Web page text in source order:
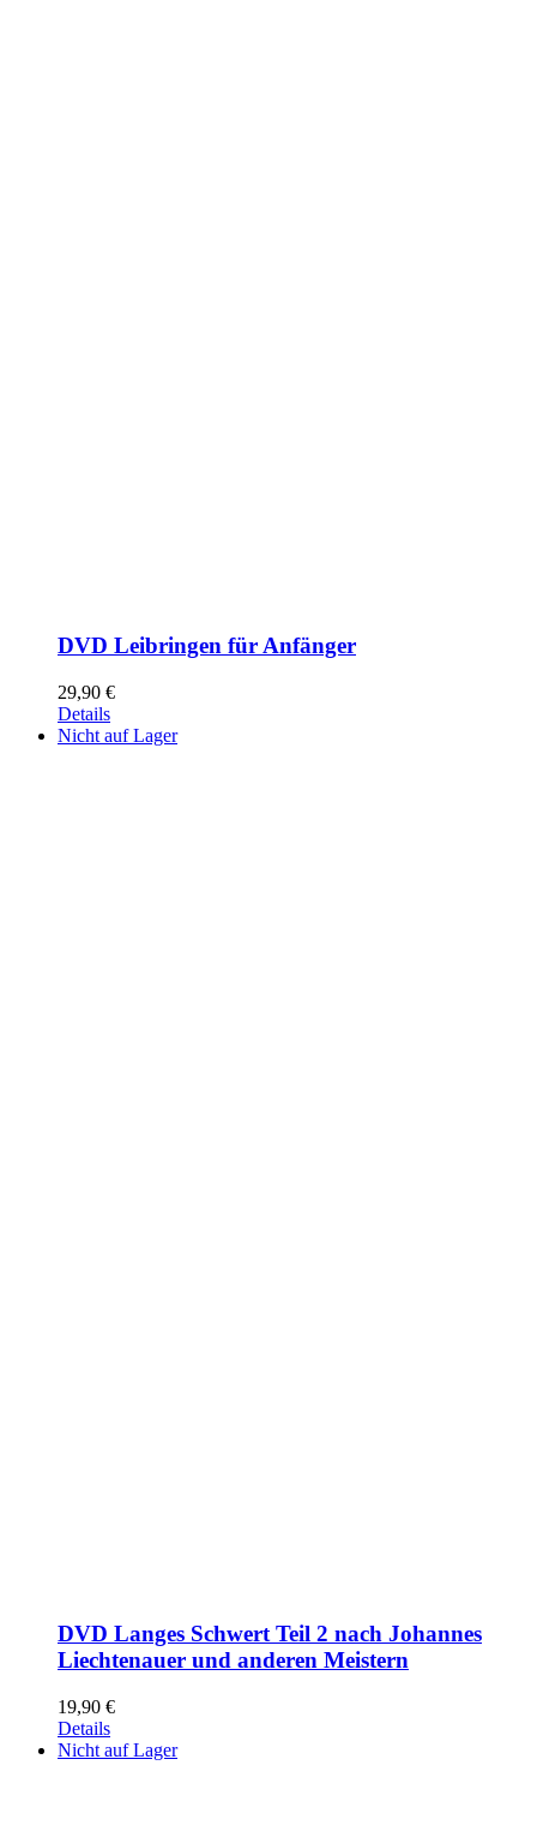
DVD Leibringen für Anfänger
29,90 €
Details
Nicht auf Lager
DVD Langes Schwert Teil 2 nach Johannes
Liechtenauer und anderen Meistern
19,90 €
Details
Nicht auf Lager